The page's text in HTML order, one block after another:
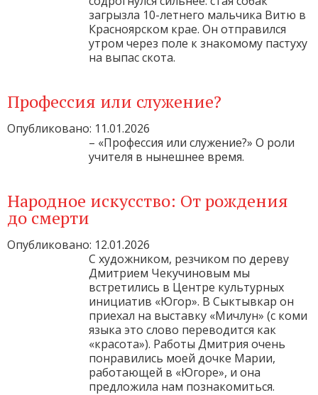
загрызла 10-летнего мальчика Витю в
Красноярском крае. Он отправился
утром через поле к знакомому пастуху
на выпас скота.
Профессия или служение?
Опубликовано: 11.01.2026
– «Профессия или служение?» О роли
учителя в нынешнее время.
Народное искусство: От рождения
до смерти
Опубликовано: 12.01.2026
С художником, резчиком по дереву
Дмитрием Чекучиновым мы
встретились в Центре культурных
инициатив «Югор». В Сыктывкар он
приехал на выставку «Мичлун» (с коми
языка это слово переводится как
«красота»). Работы Дмитрия очень
понравились моей дочке Марии,
работающей в «Югоре», и она
предложила нам познакомиться.